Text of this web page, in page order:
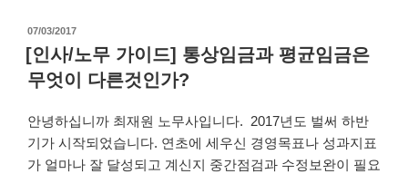
작
성
일
자
07/03/2017
[인사/노무 가이드] 통상임금과 평균임금은
무엇이 다른것인가?
안녕하십니까 최재원 노무사입니다. 2017년도 벌써 하반
기가 시작되었습니다. 연초에 세우신 경영목표나 성과지표
가 얼마나 잘 달성되고 계신지 중간점검과 수정보완이 필요